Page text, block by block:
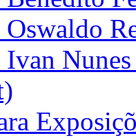
Oswaldo
Ivan